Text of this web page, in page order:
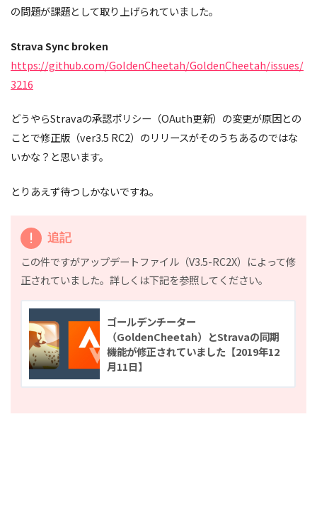
の問題が課題として取り上げられていました。
Strava Sync broken
https://github.com/GoldenCheetah/GoldenCheetah/issues/
3216
どうやらStravaの承認ポリシー（OAuth更新）の変更が原因との
ことで修正版（ver3.5 RC2）のリリースがそのうちあるのではな
いかな？と思います。
とりあえず待つしかないですね。
追記
この件ですがアップデートファイル（V3.5-RC2X）によって修
正されていました。詳しくは下記を参照してください。
ゴールデンチーター
（GoldenCheetah）とStravaの同期
機能が修正されていました【2019年12
月11日】